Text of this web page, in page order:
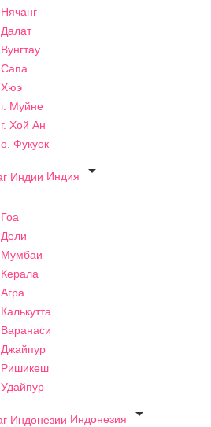
Нячанг
Далат
Вунгтау
Сапа
Хюэ
г. Муйне
г. Хой Ан
о. Фукуок
Индия

Гоа
Дели
Мумбаи
Керала
Агра
Калькутта
Варанаси
Джайпур
Ришикеш
Удайпур
Индонезия
